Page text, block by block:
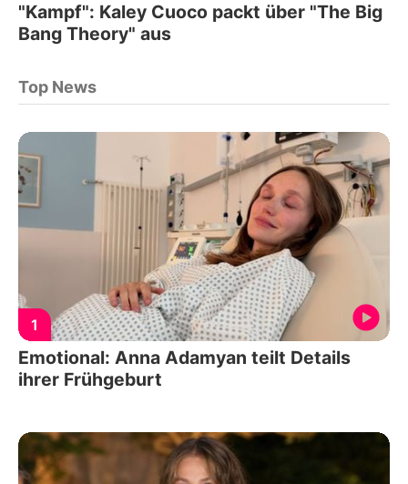
"Kampf": Kaley Cuoco packt über "The Big
Bang Theory" aus
Top News
1
Emotional: Anna Adamyan teilt Details
ihrer Frühgeburt